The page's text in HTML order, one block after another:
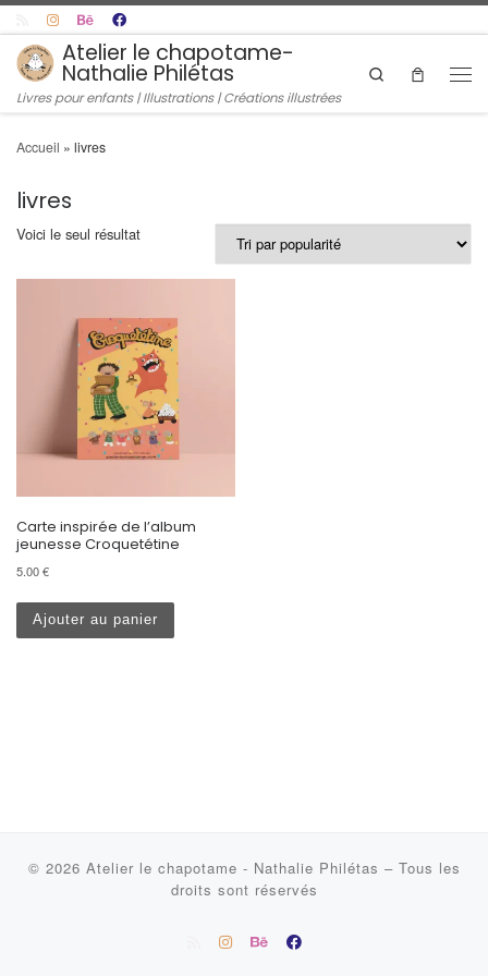
Skip to content
Atelier le chapotame-
Nathalie Philétas
Livres pour enfants | Illustrations | Créations illustrées
Search
Accueil » livres
livres
Voici le seul résultat
Carte inspirée de l’album
jeunesse Croquetétine
5.00€
Ajouter au panier
© 2026 Atelier le chapotame - Nathalie Philétas – Tous les
droits sont réservés